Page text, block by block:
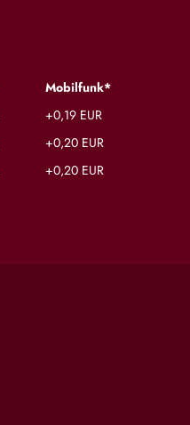
Mobilfunk*
+0,19 EUR
+0,20 EUR
+0,20 EUR